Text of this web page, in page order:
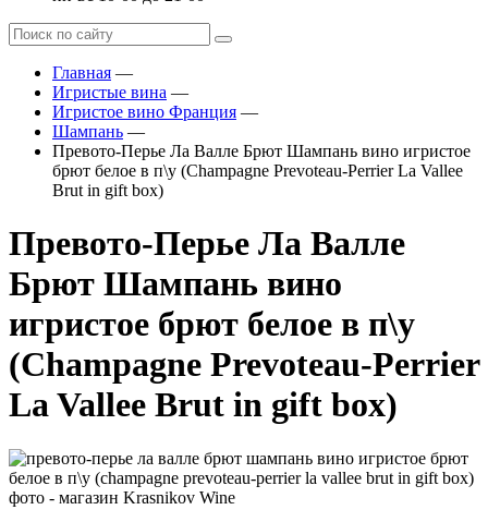
Главная —
Игристые вина —
Игристое вино Франция —
Шампань —
Превото-Перье Ла Валле Брют Шампань вино игристое
брют белое в п\у (Champagne Prevoteau-Perrier La Vallee
Brut in gift box)
Превото-Перье Ла Валле
Брют Шампань вино
игристое брют белое в п\у
(Champagne Prevoteau-Perrier
La Vallee Brut in gift box)